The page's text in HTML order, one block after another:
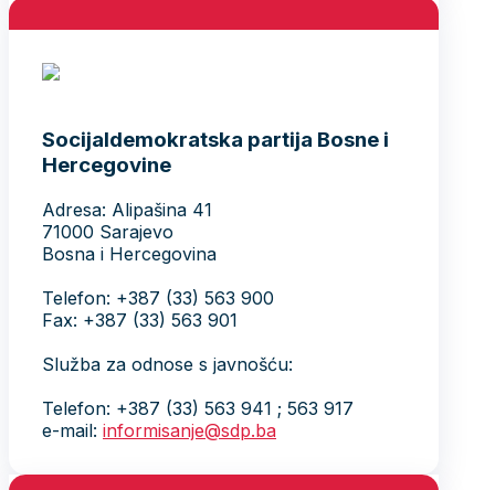
Socijaldemokratska partija Bosne i
Hercegovine
Adresa: Alipašina 41
71000 Sarajevo
Bosna i Hercegovina
Telefon: +387 (33) 563 900
Fax: +387 (33) 563 901
Služba za odnose s javnošću:
Telefon: +387 (33) 563 941 ; 563 917
e-mail: informisanje@sdp.ba